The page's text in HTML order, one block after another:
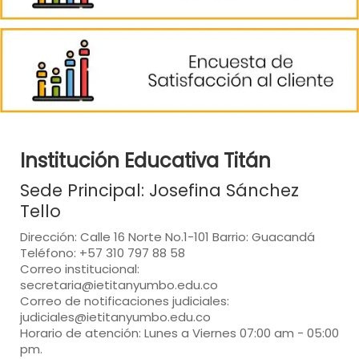
Institución Educativa Titán
Sede Principal: Josefina Sánchez
Tello
Dirección: Calle 16 Norte No.1-101 Barrio: Guacandá
Teléfono: +57 310 797 88 58
Correo institucional:
secretaria@ietitanyumbo.edu.co
Correo de notificaciones judiciales:
judiciales@ietitanyumbo.edu.co
Horario de atención: Lunes a Viernes 07:00 am - 05:00
pm.